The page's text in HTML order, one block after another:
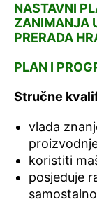
NASTAVNI
ZANIMANJA
PRERADA
PLAN I
Stručne
vlada
koristiti
posjeduje